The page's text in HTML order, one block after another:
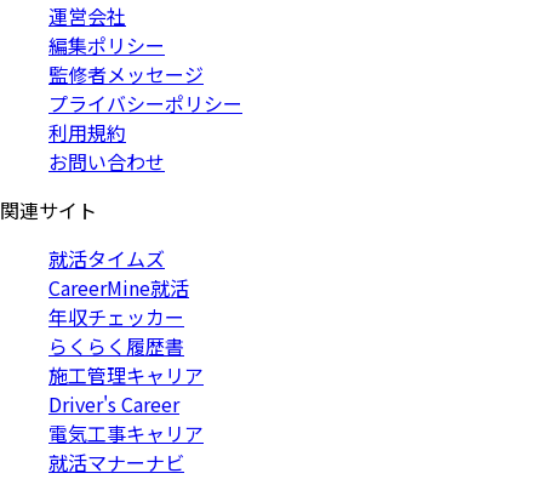
運営会社
編集ポリシー
監修者メッセージ
プライバシーポリシー
利用規約
お問い合わせ
関連サイト
就活タイムズ
CareerMine就活
年収チェッカー
らくらく履歴書
施工管理キャリア
Driver's Career
電気工事キャリア
就活マナーナビ